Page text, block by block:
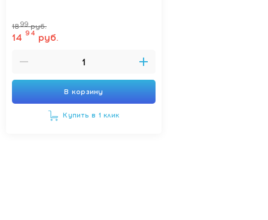
1899 руб.
14 94 руб.
В корзину
Купить в 1 клик